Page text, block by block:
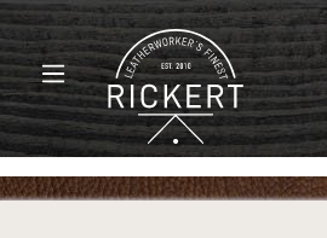
Zum Hauptinhalt springen